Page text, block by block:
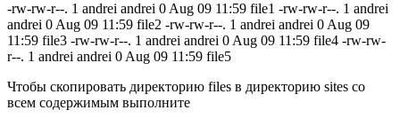
-rw-rw-r--. 1 andrei andrei 0 Aug 09 11:59 file1 -rw-rw-r--. 1 andrei
andrei 0 Aug 09 11:59 file2 -rw-rw-r--. 1 andrei andrei 0 Aug 09
11:59 file3 -rw-rw-r--. 1 andrei andrei 0 Aug 09 11:59 file4 -rw-rw-
r--. 1 andrei andrei 0 Aug 09 11:59 file5
Чтобы скопировать директорию files в директорию sites со
всем содержимым выполните